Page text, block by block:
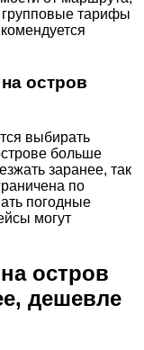
групповые тарифы
остров
выбирать
больше
заранее, так
по
погодные
могут
остров
дешевле